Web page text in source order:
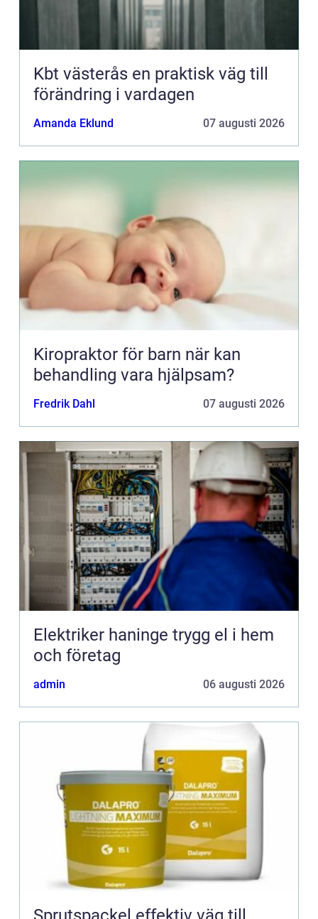
Kbt västerås en praktisk väg till
förändring i vardagen
Amanda Eklund 07 augusti 2026
Kiropraktor för barn när kan
behandling vara hjälpsam?
Fredrik Dahl 07 augusti 2026
Elektriker haninge trygg el i hem
och företag
admin 06 augusti 2026